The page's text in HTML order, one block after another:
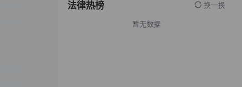
法律热榜 换一换
暂无数据